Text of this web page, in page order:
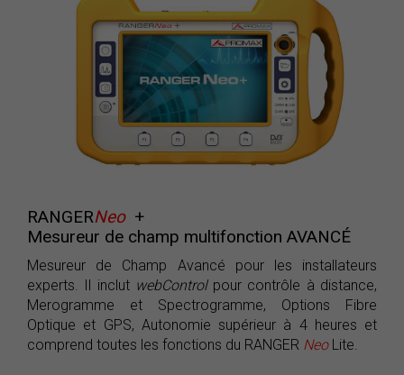
RANGERNeo +
Mesureur de champ multifonction AVANCÉ
Mesureur de Champ Avancé pour les installateurs
experts. Il inclut webControlpour contrôle à distance,
Merogramme et Spectrogramme, Options Fibre
Optique et GPS, Autonomie supérieur à 4 heures et
comprend toutes les fonctions du RANGER NeoLite.